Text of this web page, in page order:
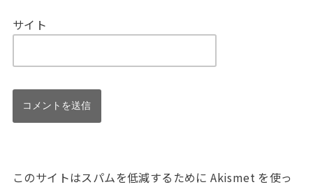
サイト
このサイトはスパムを低減するために Akismet を使っ